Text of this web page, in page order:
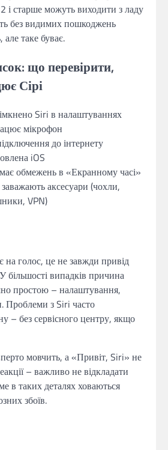
і старше можуть виходити з ладу
без видимих пошкоджень
але таке буває.
що перевірити,
Сірі
Siri в налаштуваннях
мікрофон
до інтернету
iOS
обмежень в «Екранному часі»
аксесуари (чохли,
VPN)
голос, це не завжди привід
більшості випадків причина
простою – налаштування,
Проблеми з Siri часто
– без сервісного центру, якщо
мовчить, а «Привіт, Siri» не
– важливо не відкладати
в таких деталях ховаються
збоїв.